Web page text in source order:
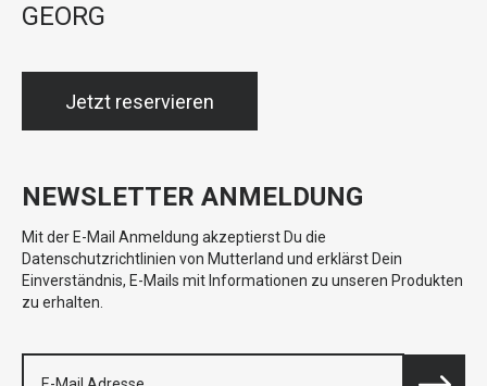
GEORG
Jetzt reservieren
NEWSLETTER ANMELDUNG
Mit der E-Mail Anmeldung akzeptierst Du die
Datenschutzrichtlinien von Mutterland und erklärst Dein
Einverständnis, E-Mails mit Informationen zu unseren Produkten
zu erhalten.